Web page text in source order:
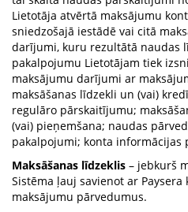
Lietotāja atvērtā maksājumu
sniedzošajā iestādē vai citā
darījumi, kuru rezultātā naudas
pakalpojumu Lietotājam tiek
maksājumu darījumi ar
maksāšanas līdzekli un (vai)
regulāro pārskaitījumu;
(vai) pieņemšana; naudas
pakalpojumi; konta informācijas
Maksāšanas līdzeklis – jebkurš
Sistēma ļauj savienot ar
maksājumu pārvedumus.